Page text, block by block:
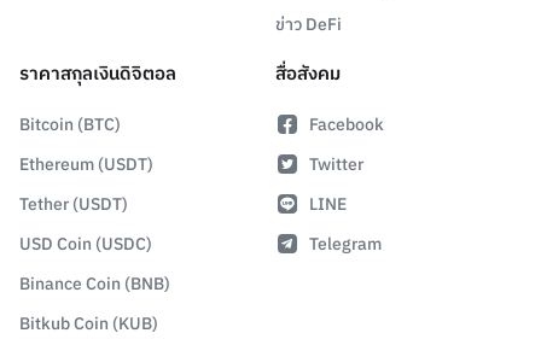
ข่าว DeFi
ราคาสกุลเงินดิจิตอล
Bitcoin (BTC)
Ethereum (USDT)
Tether (USDT)
USD Coin (USDC)
Binance Coin (BNB)
Bitkub Coin (KUB)
สื่อสังคม
Facebook
Twitter
LINE
Telegram